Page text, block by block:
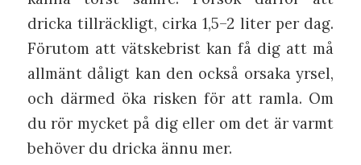
dricka tillräckligt, cirka 1,5–2 liter per dag.
Förutom att vätskebrist kan få dig att må
allmänt dåligt kan den också orsaka yrsel,
och därmed öka risken för att ramla. Om
du rör mycket på dig eller om det är varmt
behöver du dricka ännu mer.